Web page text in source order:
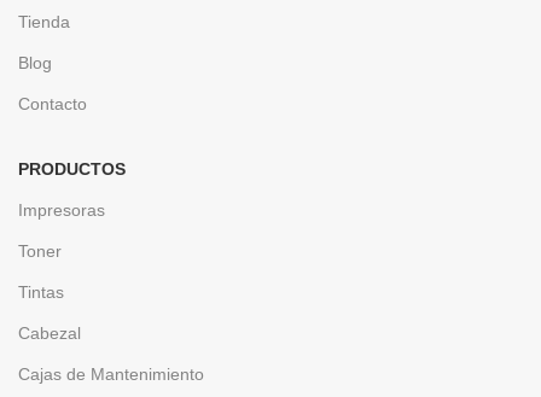
Tienda
Blog
Contacto
PRODUCTOS
Impresoras
Toner
Tintas
Cabezal
Cajas de Mantenimiento